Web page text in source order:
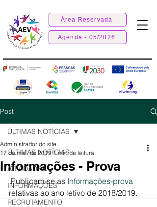
Área Reservada
Agenda - 05/2026
Post
ÚLTIMAS NOTÍCIAS
ATIVIDADES
INFORMAÇÕES
RECRUTAMENTO
ÚLTIMAS NOTÍCIAS
Informações - Prova
Administrador do site
17 de mai. de 2019 1 min de leitura
Publicam-se as Informações-prova
relativas ao ano letivo de 2018/2019.